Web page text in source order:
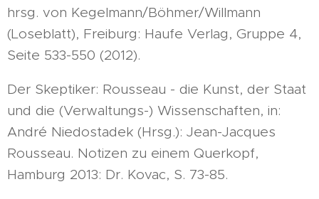
hrsg. von Kegelmann/Böhmer/Willmann
(Loseblatt), Freiburg: Haufe Verlag, Gruppe 4,
Seite 533-550 (2012).
Der Skeptiker: Rousseau - die Kunst, der Staat
und die (Verwaltungs-) Wissenschaften, in:
André Niedostadek (Hrsg.): Jean-Jacques
Rousseau. Notizen zu einem Querkopf,
Hamburg 2013: Dr. Kovac, S. 73-85.